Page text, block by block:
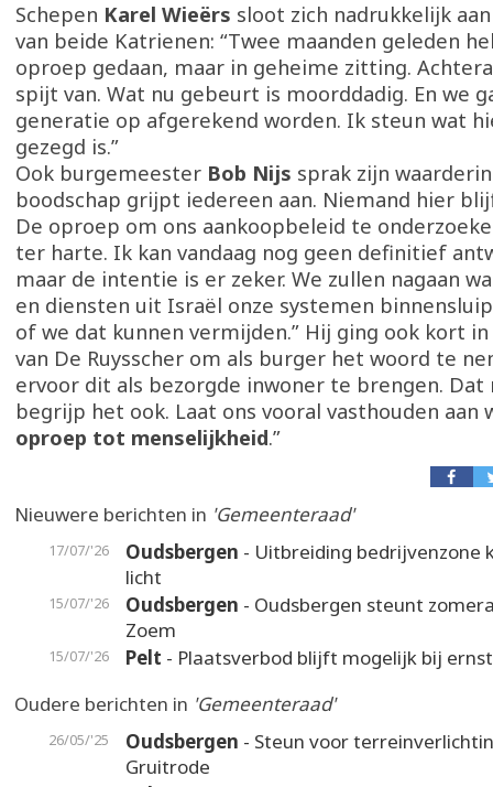
Schepen Karel Wieërs sloot zich nadrukkelijk
van beide Katrienen: “Twee maanden geleden
oproep gedaan, maar in geheime zitting.
spijt van. Wat nu gebeurt is moorddadig. En we
generatie op afgerekend worden. Ik steun wat
gezegd is.”
Ook burgemeester Bob Nijs sprak zijn
boodschap grijpt iedereen aan. Niemand hier
De oproep om ons aankoopbeleid te
ter harte. Ik kan vandaag nog geen definitief
maar de intentie is er zeker. We zullen nagaan
en diensten uit Israël onze systemen
of we dat kunnen vermijden.” Hij ging ook kort
van De Ruysscher om als burger het woord te
ervoor dit als bezorgde inwoner te brengen. Dat
begrijp het ook. Laat ons vooral vasthouden
oproep tot menselijkheid.”
Nieuwere berichten in 'Gemeenteraad'
17/07/'26 Oudsbergen - Uitbreiding bedrijvenzone
licht
15/07/'26 Oudsbergen - Oudsbergen steunt
Zoem
15/07/'26 Pelt - Plaatsverbod blijft mogelijk bij
Oudere berichten in 'Gemeenteraad'
26/05/'25 Oudsbergen - Steun voor
Gruitrode